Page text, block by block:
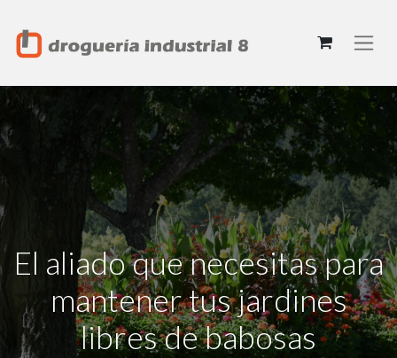
El aliado que necesitas para
mantener tus jardines
libres de babosas